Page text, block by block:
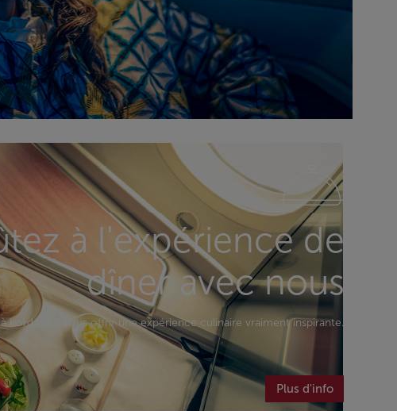
à l'expérience de
dîner avec nous
bord pour vous offrir une expérience culinaire vraiment inspirante.
Plus d'info